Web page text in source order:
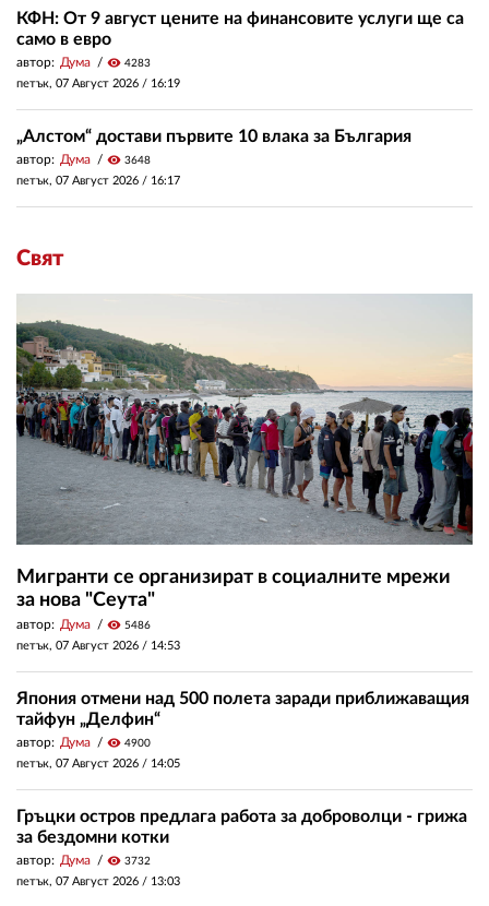
КФН: От 9 август цените на финансовите услуги ще са
само в евро
автор: Дума visibility 4283
петък, 07 Август 2026 / 16:19
„Алстом“ достави първите 10 влака за България
автор: Дума visibility 3648
петък, 07 Август 2026 / 16:17
Свят
Мигранти се организират в социалните мрежи
за нова "Сеута"
автор: Дума visibility 5486
петък, 07 Август 2026 / 14:53
Япония отмени над 500 полета заради приближаващия
тайфун „Делфин“
автор: Дума visibility 4900
петък, 07 Август 2026 / 14:05
Гръцки остров предлага работа за доброволци - грижа
за бездомни котки
автор: Дума visibility 3732
петък, 07 Август 2026 / 13:03